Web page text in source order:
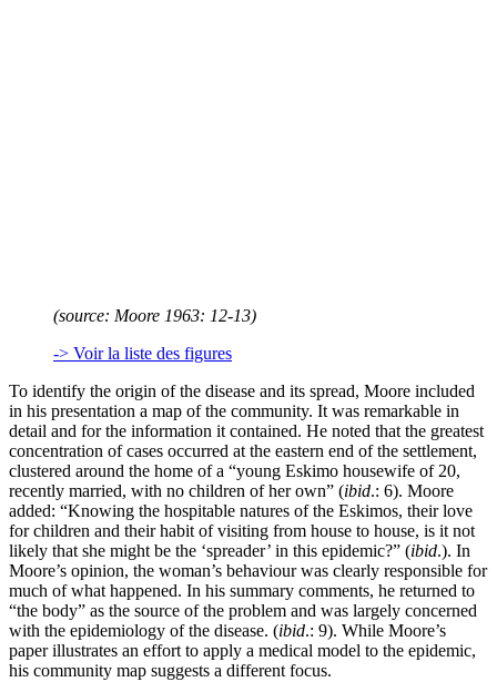
(source: Moore 1963: 12-13)
-> Voir la liste des figures
To identify the origin of the disease and its spread, Moore included
in his presentation a map of the community. It was remarkable in
detail and for the information it contained. He noted that the greatest
concentration of cases occurred at the eastern end of the settlement,
clustered around the home of a “young Eskimo housewife of 20,
recently married, with no children of her own” (ibid.: 6). Moore
added: “Knowing the hospitable natures of the Eskimos, their love
for children and their habit of visiting from house to house, is it not
likely that she might be the ‘spreader’ in this epidemic?” (ibid.). In
Moore’s opinion, the woman’s behaviour was clearly responsible for
much of what happened. In his summary comments, he returned to
“the body” as the source of the problem and was largely concerned
with the epidemiology of the disease. (ibid.: 9). While Moore’s
paper illustrates an effort to apply a medical model to the epidemic,
his community map suggests a different focus.